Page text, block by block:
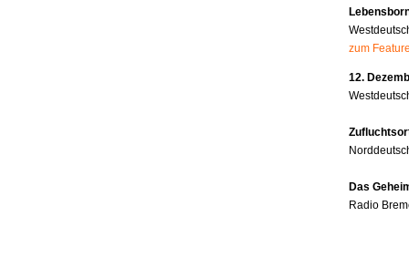
zum
12.
Das
Radio